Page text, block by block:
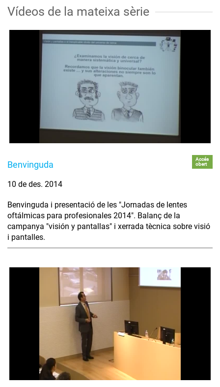
Vídeos de la mateixa sèrie
Benvinguda
Accés
obert
10 de des. 2014
Benvinguda i presentació de les "Jornadas de lentes
oftálmicas para profesionales 2014". Balanç de la
campanya "visión y pantallas" i xerrada tècnica sobre visió
i pantalles.